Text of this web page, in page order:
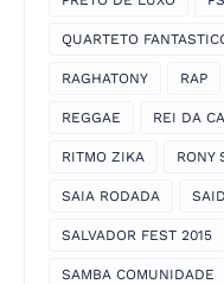
QUARTETO
RAGHATONY RAP
REGGAE REI DA
RITMO ZIKA RONY
SAIA RODADA
SALVADOR FEST 2015
SAMBA COMUNIDADE